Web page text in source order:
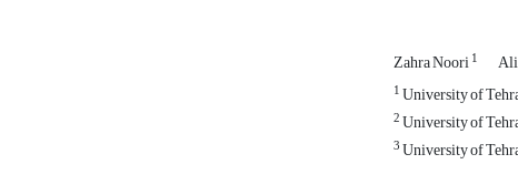
Zahra Noori1
1University of
2University of
3University of